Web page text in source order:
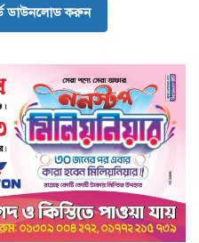
ডাউনলোড করুন